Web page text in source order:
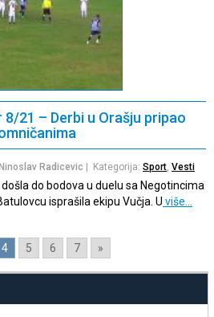
8/21 – Derbi u Orašju pripao
Radicevic | Kategorija: Sport Vesti
do bodova u duelu sa Negotincima
isprašila ekipu Vučja. U više…
4 5 6 7 »